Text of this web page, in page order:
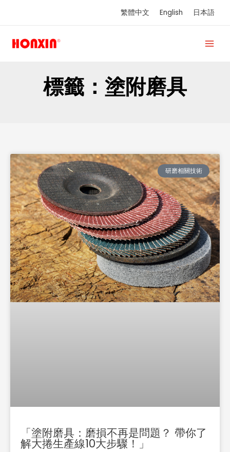
繁體中文 English 日本語
標籤：塗附磨具
研磨相關技術
「塗附磨具：磨損不再是問題？ 帶你了
解大捲生產線10大步驟！」